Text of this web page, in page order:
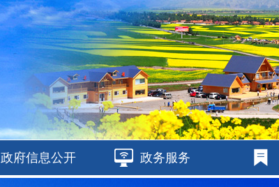
政府信息公开 政务服务